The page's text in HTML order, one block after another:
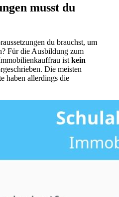
musst du
du brauchst, um
Für die Ausbildung zum
ist kein
Die meisten
haben allerdings die